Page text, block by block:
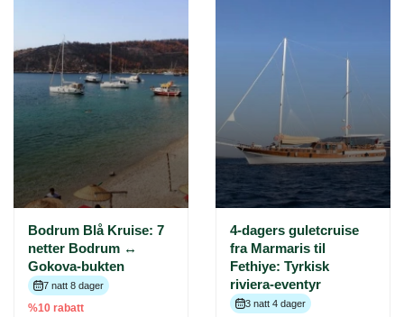
Bodrum Blå Kruise: 7
netter Bodrum ↔
Gokova-bukten
7 natt 8 dager
%10 rabatt
4-dagers guletcruise
fra Marmaris til
Fethiye: Tyrkisk
riviera-eventyr
3 natt 4 dager